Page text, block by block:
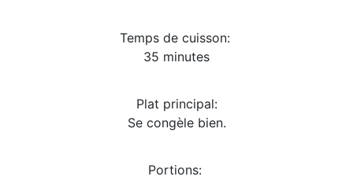
Temps de cuisson:
35 minutes
Plat principal:
Se congèle bien.
Portions: